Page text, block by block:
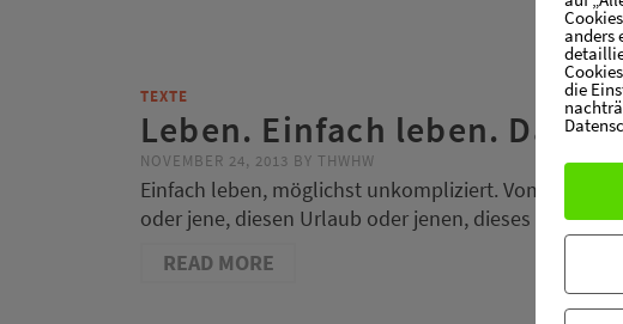
TEXTE
Leben. Einfach leben. Das
NOVEMBER 24, 2013 BY THWHW
Einfach leben, möglichst unkompliziert. Vom
oder jene, diesen Urlaub oder jenen, dieses Auto
READ MORE
anders
die